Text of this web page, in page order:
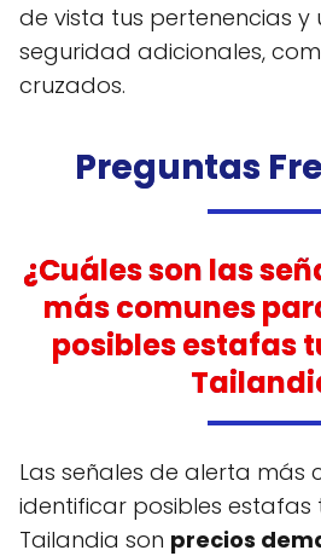
de vista tus pertenencias y
seguridad adicionales,
cruzados.
Preguntas
¿Cuáles son las
más comunes
posibles estafas
Las señales de alerta más
identificar posibles estafas
Tailandia son precios